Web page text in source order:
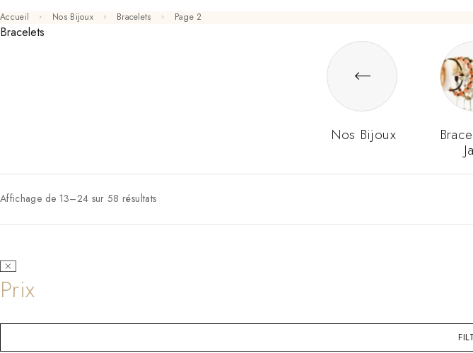
Accueil Nos Bijoux Bracelets Page 2
Bracelets
Nos Bijoux
Affichage de 13–24 sur 58 résultats